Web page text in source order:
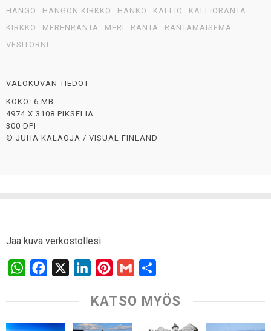
HANGÖ
HANGON KIRKKO HANKO KALLIO
KALLIORANTA
KIRKKO
MERENRANTA MERI RANTA
RANTAMAISEMA
VESITORNI
VALOKUVAN TIEDOT
KOKO: 6 MB
4974 X 3108 PIKSELIÄ
300 DPI
© JUHA KALAOJA / VISUAL FINLAND
Jaa kuva verkostollesi:
W
a
c
n
n
a
a
KATSO MYÖS